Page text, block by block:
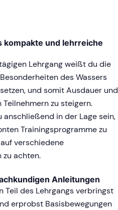
kompakte und lehrreiche
Lehrgang weißt du die
des Wassers
und somit Ausdauer und
zu steigern.
anschließend in der Lage sein,
Trainingsprogramme zu
verschiedene
zu achten.
Anleitungen
Teil des Lehrgangs verbringst
erprobst Basisbewegungen